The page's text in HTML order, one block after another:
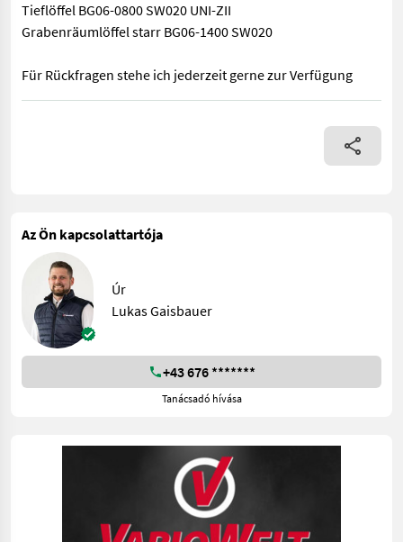
Tieflöffel BG06-0800 SW020 UNI-ZII
Grabenräumlöffel starr BG06-1400 SW020
Für Rückfragen stehe ich jederzeit gerne zur Verfügung
Bagger 1,2t - 2,0t: Schnellwechselsystem mech. SWM010
Az Ön kapcsolattartója
Úr
Lukas Gaisbauer
+43 676 *******
Tanácsadó hívása